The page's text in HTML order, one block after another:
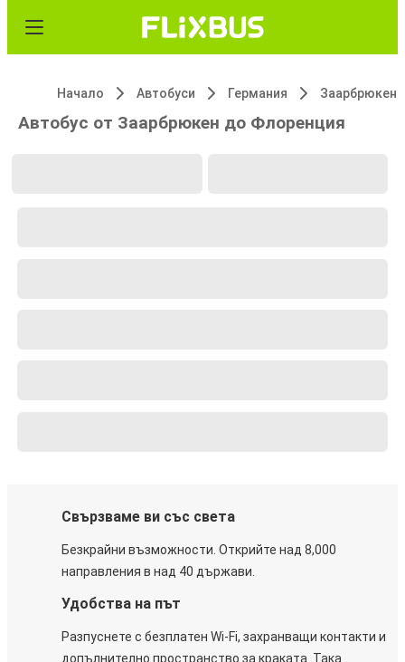
Начало Автобуси Германия Заарбрюкен
Автобус от Заарбрюкен до Флоренция
Свързваме ви със света
Безкрайни възможности. Открийте над 8,000
направления в над 40 държави.
Удобства на път
Разпуснете с безплатен Wi-Fi, захранващи контакти и
допълнително пространство за краката. Така